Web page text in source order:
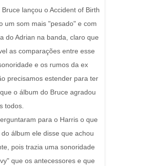
lançou o Accident of Birth
um som mais "pesado" e com
do Adrian na banda, claro que
as comparações entre esse
e os rumos da ex
precisamos estender para ter
o álbum do Bruce agradou
todos.
para o Harris o que
álbum ele disse que achou
pois trazia uma sonoridade
que os antecessores e que